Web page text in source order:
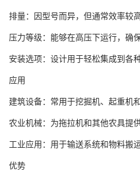
排量：因型号而异，但通常效率较高
压力等级：能够在高压下运行，确
安装选项：设计用于轻松集成到各
应用
建筑设备：常用于挖掘机、起重机和
农业机械：为拖拉机和其他农具提供
工业应用：用于输送系统和物料搬运
优势